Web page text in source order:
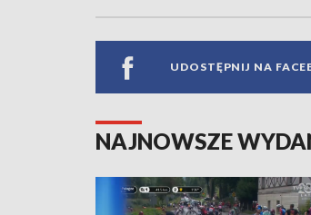
UDOSTĘPNIJ NA
NAJNOWSZE